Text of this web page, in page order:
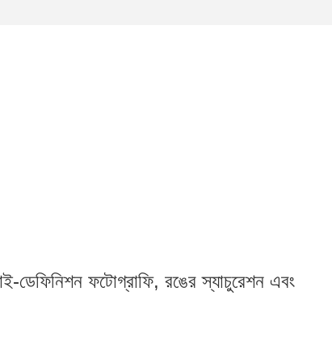
ডেফিনিশন ফটোগ্রাফি, রঙের স্যাচুরেশন এবং